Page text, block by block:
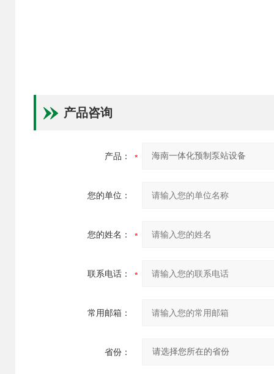
产品咨询
产品：
您的单位：
您的姓名：
联系电话：
常用邮箱：
省份：